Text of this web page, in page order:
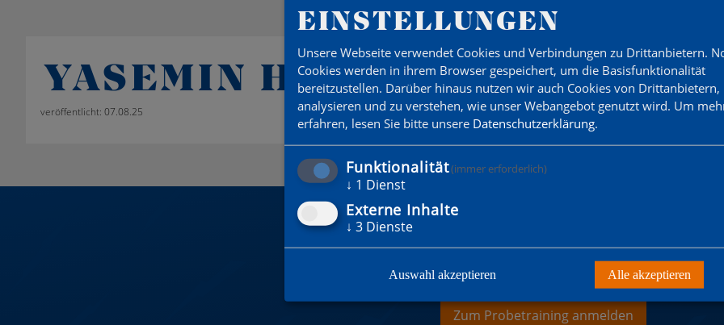
YASEMIN HINZ
veröffentlicht: 07.08.25
DU WILLST MITGLIED
Zum Probetraining anmelden
EINSTELLUNGEN
Unsere Webseite verwendet Cookies und Verbindungen zu Drittanbietern.
Cookies werden in ihrem Browser gespeichert, um die Basisfunktionalität
bereitzustellen. Darüber hinaus nutzen wir auch Cookies von Drittanbietern,
analysieren und zu verstehen, wie unser Webangebot genutzt wird. Um
erfahren, lesen Sie bitte unsere Datenschutzerklärung.
Funktionalität(immer erforderlich)
↓ 1 Dienst
Externe Inhalte
↓ 3 Dienste
Auswahl akzeptieren Alle akzeptieren